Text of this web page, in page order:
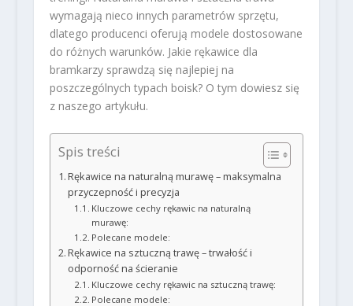
wymagają nieco innych parametrów sprzętu,
dlatego producenci oferują modele dostosowane
do różnych warunków. Jakie rękawice dla
bramkarzy sprawdzą się najlepiej na
poszczególnych typach boisk? O tym dowiesz się
z naszego artykułu.
Spis treści
Rękawice na naturalną murawę – maksymalna
przyczepność i precyzja
Kluczowe cechy rękawic na naturalną
murawę:
Polecane modele:
Rękawice na sztuczną trawę – trwałość i
odporność na ścieranie
Kluczowe cechy rękawic na sztuczną trawę:
Polecane modele: